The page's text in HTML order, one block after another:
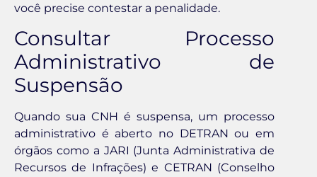
você precise contestar a penalidade.
Consultar Processo
Administrativo de
Suspensão
Quando sua CNH é suspensa, um processo
administrativo é aberto no DETRAN ou em
órgãos como a JARI (Junta Administrativa de
Recursos de Infrações) e CETRAN (Conselho